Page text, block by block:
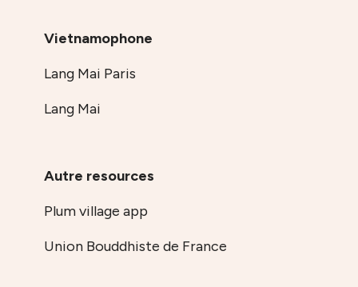
Vietnamophone
Lang Mai Paris
Lang Mai
Autre resources
Plum village app
Union Bouddhiste de France